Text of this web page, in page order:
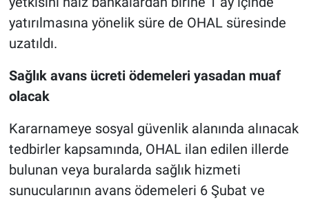
yatırılmasına yönelik süre de OHAL süresinde
uzatıldı.
Sağlık avans ücreti ödemeleri yasadan muaf
olacak
Kararnameye sosyal güvenlik alanında alınacak
tedbirler kapsamında, OHAL ilan edilen illerde
bulunan veya buralarda sağlık hizmeti
sunucularının avans ödemeleri 6 Şubat ve